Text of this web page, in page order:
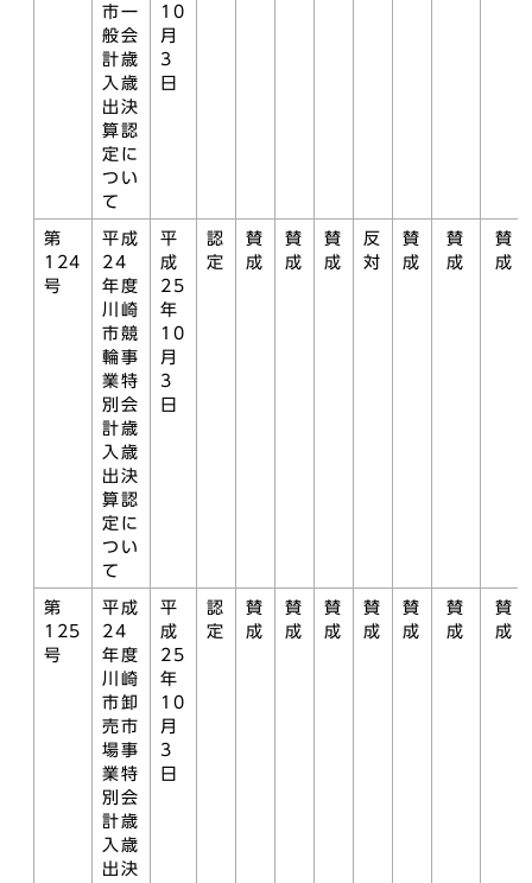
市一
般会
計歳
入歳
出決
算認
定に
つい
て
10
月
3
日
第
124
号
平成
24
年度
川崎
市競
輪事
業特
別会
計歳
入歳
出決
算認
定に
つい
て
平
成
25
年
10
月
3
日
認
定
賛
成
賛
成
賛
成
反
対
賛
成
賛
成
賛
成
第
125
号
平成
24
年度
川崎
市卸
売市
場事
業特
別会
計歳
入歳
出決
平
成
25
年
10
月
3
日
認
定
賛
成
賛
成
賛
成
賛
成
賛
成
賛
成
賛
成